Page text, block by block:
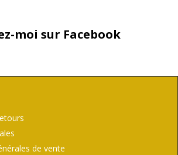
moi sur Facebook
de vente